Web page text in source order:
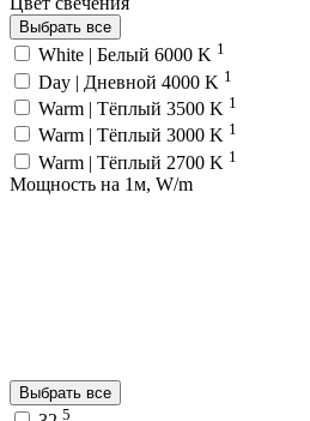
Выбрать все
White | Белый 6000 K 1
Day | Дневной 4000 K 1
Warm | Тёплый 3500 K 1
Warm | Тёплый 3000 K 1
Warm | Тёплый 2700 K 1
Мощность на 1м, W/m
Выбрать все
5